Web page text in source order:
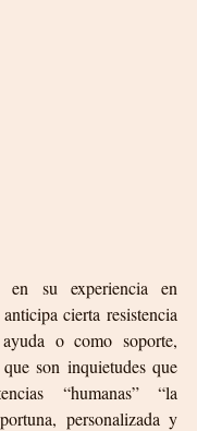
en su experiencia en
cierta resistencia
o como soporte,
son inquietudes que
“humanas” “la
personalizada y